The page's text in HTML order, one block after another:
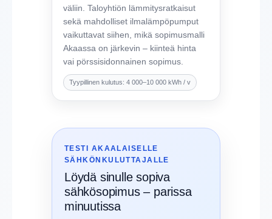
väliin. Taloyhtiön lämmitysratkaisut
sekä mahdolliset ilmalämpöpumput
vaikuttavat siihen, mikä sopimusmalli
Akaassa on järkevin – kiinteä hinta
vai pörssisidonnainen sopimus.
Tyypillinen kulutus: 4 000–10 000 kWh / v
TESTI AKAALAISELLE
SÄHKÖNKULUTTAJALLE
Löydä sinulle sopiva
sähkösopimus – parissa
minuutissa